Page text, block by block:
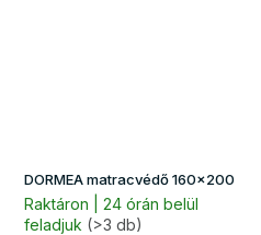
DORMEA matracvédő 160x200
Raktáron | 24 órán belül
feladjuk (>3 db)